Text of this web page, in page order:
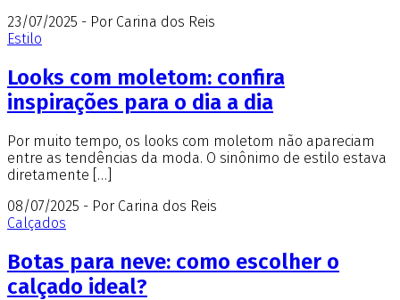
23/07/2025 - Por Carina dos Reis
Estilo
Looks com moletom: confira
inspirações para o dia a dia
Por muito tempo, os looks com moletom não apareciam
entre as tendências da moda. O sinônimo de estilo estava
diretamente […]
08/07/2025 - Por Carina dos Reis
Calçados
Botas para neve: como escolher o
calçado ideal?